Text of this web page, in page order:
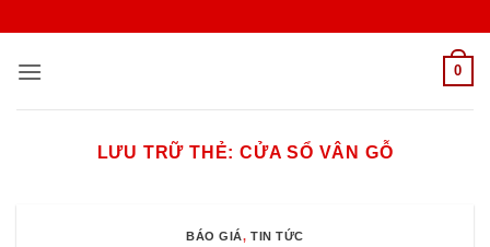
nội
0
LƯU TRỮ THẺ: CỬA SỔ VÂN GỖ
BÁO GIÁ,TIN TỨC